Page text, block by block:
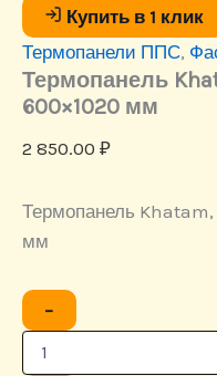
Купить в 1 клик
Термопанели ППС,
Термопанель
600×1020 мм
2 850.00 ₽
Термопанель
мм
−
Количество
товара